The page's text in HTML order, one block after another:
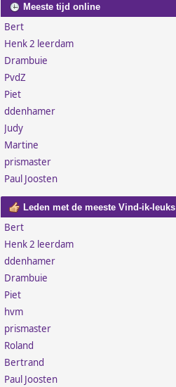
Meeste tijd online
Bert
Henk 2 leerdam
Drambuie
PvdZ
Piet
ddenhamer
Judy
Martine
prismaster
Paul Joosten
Leden met de meeste Vind-ik-leuks
Bert
Henk 2 leerdam
ddenhamer
Drambuie
Piet
hvm
prismaster
Roland
Bertrand
Paul Joosten